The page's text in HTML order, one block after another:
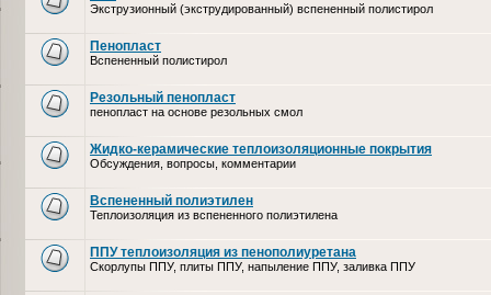
Экструзионный (экструдированный) вспененный полистирол
Пенопласт
Вспененный полистирол
Резольный пенопласт
пенопласт на основе резольных смол
Жидко-керамические теплоизоляционные покрытия
Обсуждения, вопросы, комментарии
Вспененный полиэтилен
Теплоизоляция из вспененного полиэтилена
ППУ теплоизоляция из пенополиуретана
Скорлупы ППУ, плиты ППУ, напыление ППУ, заливка ППУ